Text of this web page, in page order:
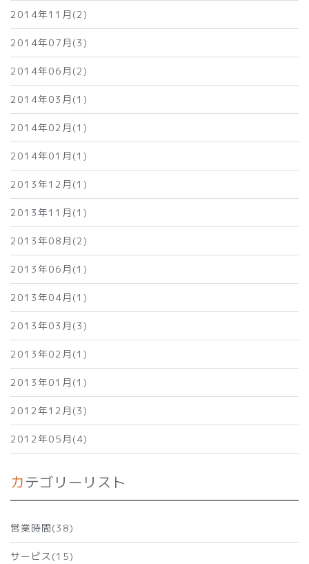
2014年11月(2)
2014年07月(3)
2014年06月(2)
2014年03月(1)
2014年02月(1)
2014年01月(1)
2013年12月(1)
2013年11月(1)
2013年08月(2)
2013年06月(1)
2013年04月(1)
2013年03月(3)
2013年02月(1)
2013年01月(1)
2012年12月(3)
2012年05月(4)
カテゴリーリスト
営業時間(38)
サービス(15)